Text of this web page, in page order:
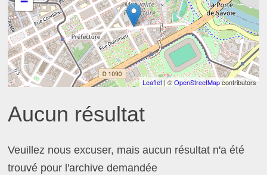
Leaflet| ©OpenStreetMapcontributors
Aucun résultat
Veuillez nous excuser, mais aucun résultat n'a été
trouvé pour l'archive demandée